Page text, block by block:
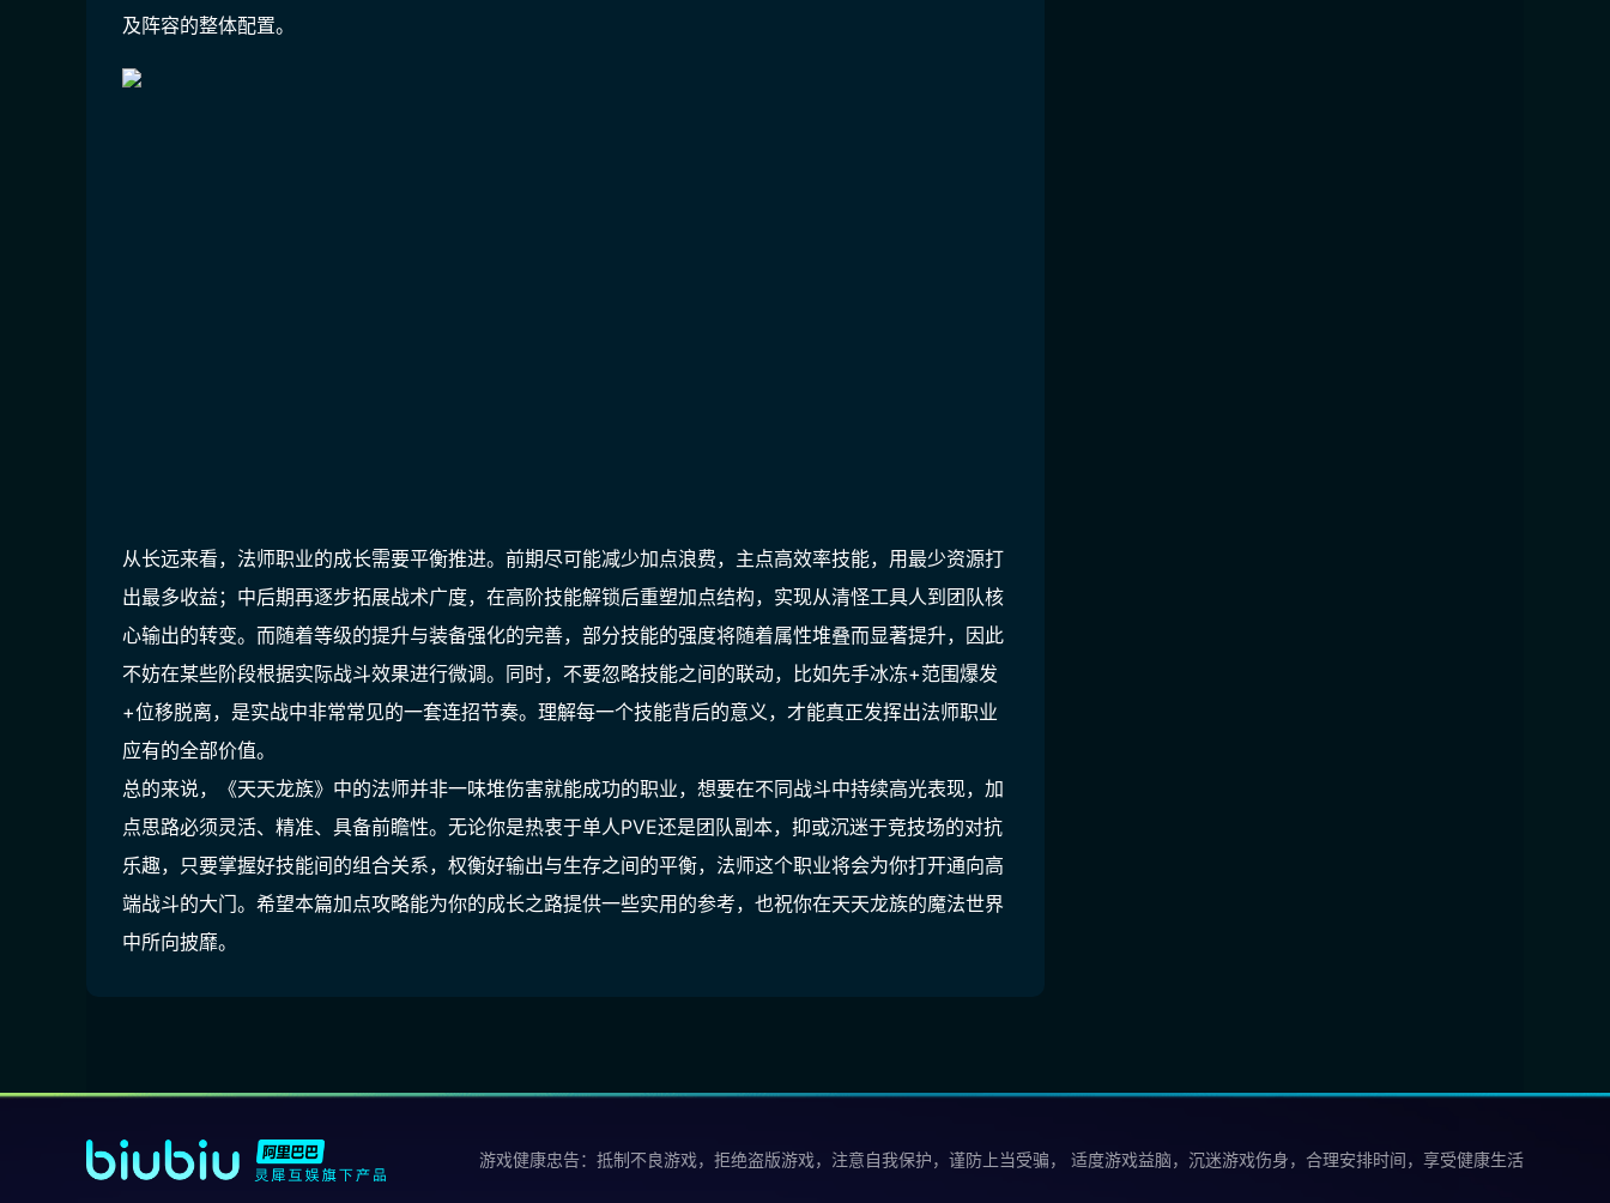
及阵容的整体配置。
从长远来看，法师职业的成长需要平衡推进。前期尽可能减少加点浪费，主点高效率技能，用最少资源打
出最多收益；中后期再逐步拓展战术广度，在高阶技能解锁后重塑加点结构，实现从清怪工具人到团队核
心输出的转变。而随着等级的提升与装备强化的完善，部分技能的强度将随着属性堆叠而显著提升，因此
不妨在某些阶段根据实际战斗效果进行微调。同时，不要忽略技能之间的联动，比如先手冰冻+范围爆发
+位移脱离，是实战中非常常见的一套连招节奏。理解每一个技能背后的意义，才能真正发挥出法师职业
应有的全部价值。
总的来说，《天天龙族》中的法师并非一味堆伤害就能成功的职业，想要在不同战斗中持续高光表现，加
点思路必须灵活、精准、具备前瞻性。无论你是热衷于单人PVE还是团队副本，抑或沉迷于竞技场的对抗
乐趣，只要掌握好技能间的组合关系，权衡好输出与生存之间的平衡，法师这个职业将会为你打开通向高
端战斗的大门。希望本篇加点攻略能为你的成长之路提供一些实用的参考，也祝你在天天龙族的魔法世界
中所向披靡。
游戏健康忠告：抵制不良游戏，拒绝盗版游戏，注意自我保护，谨防上当受骗， 适度游戏益脑，沉迷游戏伤身，合理安排时间，享受健康生活